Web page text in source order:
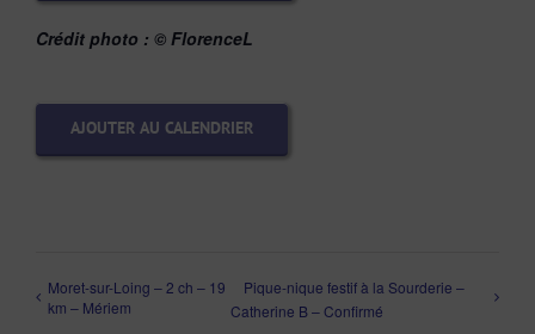
Crédit photo : © FlorenceL
AJOUTER AU CALENDRIER
Moret-sur-Loing – 2 ch – 19
km – Mériem
Pique-nique festif à la Sourderie –
Catherine B – Confirmé